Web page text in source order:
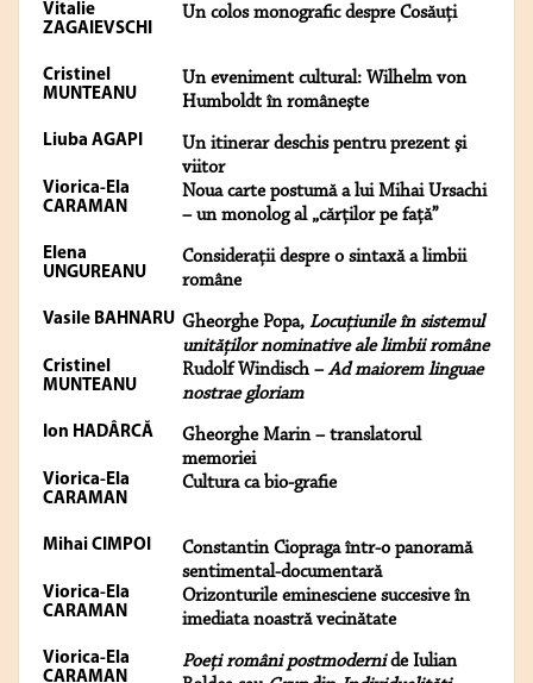
Vitalie
ZAGAIEVSCHI
Un colos monografic despre Cosăuţi
Cristinel
MUNTEANU
Un eveniment cultural: Wilhelm von
Humboldt în româneşte
Liuba AGAPI
Un itinerar deschis pentru prezent şi
viitor
Viorica-Ela
CARAMAN
Noua carte postumă a lui Mihai Ursachi
– un monolog al „cărţilor pe faţă”
Elena
UNGUREANU
Consideraţii despre o sintaxă a limbii
române
Vasile BAHNARU Gheorghe Popa, Locuţiunile în sistemul
unităţilor nominative ale limbii române
Cristinel
MUNTEANU
Rudolf Windisch –Ad maiorem linguae
nostrae gloriam
Ion HADÂRCĂ
Gheorghe Marin – translatorul
memoriei
Viorica-Ela
CARAMAN
Cultura ca bio-grafie
Mihai CIMPOI
Constantin Ciopraga într-o panoramă
sentimental-documentară
Viorica-Ela
CARAMAN
Orizonturile eminesciene succesive în
imediata noastră vecinătate
Viorica-Ela
CARAMAN
Poeţi români postmodernide Iulian